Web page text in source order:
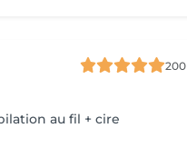
200
au fil + cire